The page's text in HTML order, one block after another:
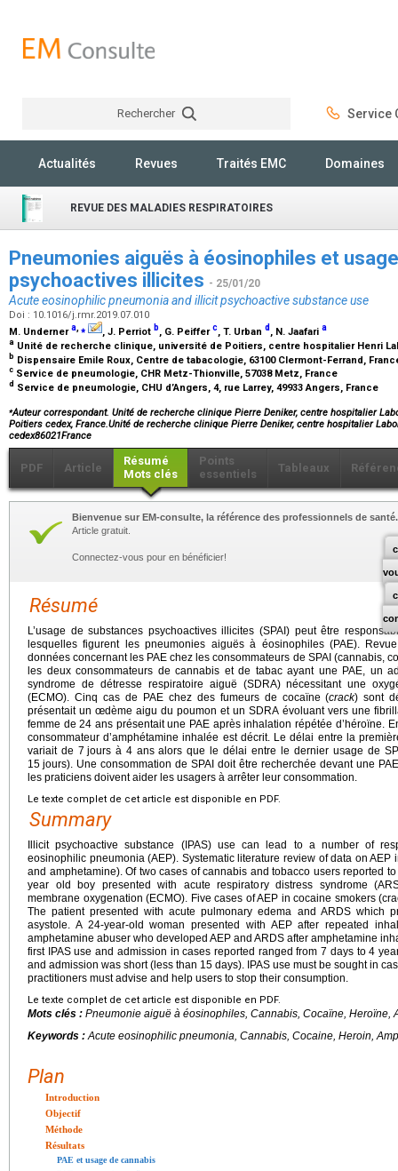
Rechercher Service
Actualités Revues Traités EMC Domaines
REVUE DES MALADIES RESPIRATOIRES
Pneumonies aiguës à éosinophiles et
psychoactives illicites - 25/01/20
Acute eosinophilic pneumonia and illicit psychoactive substance use
Doi : 10.1016/j.rmr.2019.07.010
M. Undernera,⁎ , J. Perriot b, G. Peifferc, T. Urban d , N. Jaafari a
a Unité de recherche clinique, université de Poitiers, centre hospitalier Henri
b Dispensaire Emile Roux, Centre de tabacologie, 63100 Clermont-Ferrand,
c Service de pneumologie, CHR Metz-Thionville, 57038 Metz, France
d Service de pneumologie, CHU d’Angers, 4, rue Larrey, 49933 Angers, France
⁎Auteur correspondant. Unité de recherche clinique Pierre Deniker, centre hospitalier
Poitiers cedex, France.Unité de recherche clinique Pierre Deniker, centre hospitalier
cedex86021France
PDF Article
Résumé
Mots clés
Points
essentiels
Tableaux
Bienvenue sur EM-consulte, la référence des professionnels de santé.
Article gratuit.
Connectez-vous pour en bénéficier!
Résumé
L’usage de substances psychoactives illicites (SPAI) peut être
lesquelles figurent les pneumonies aiguës à éosinophiles (PAE).
données concernant les PAE chez les consommateurs de SPAI (cannabis,
les deux consommateurs de cannabis et de tabac ayant une PAE, un
syndrome de détresse respiratoire aiguë (SDRA) nécessitant une
(ECMO). Cinq cas de PAE chez des fumeurs de cocaïne (crack) sont
présentait un œdème aigu du poumon et un SDRA évoluant vers une
femme de 24 ans présentait une PAE après inhalation répétée d’héroïne.
consommateur d’amphétamine inhalée est décrit. Le délai entre la
variait de 7 jours à 4 ans alors que le délai entre le dernier usage de
15 jours). Une consommation de SPAI doit être recherchée devant une
les praticiens doivent aider les usagers à arrêter leur consommation.
Le texte complet de cet article est disponible en PDF.
Summary
Illicit psychoactive substance (IPAS) use can lead to a number of
eosinophilic pneumonia (AEP). Systematic literature review of data on AEP
and amphetamine). Of two cases of cannabis and tobacco users reported
year old boy presented with acute respiratory distress syndrome
membrane oxygenation (ECMO). Five cases of AEP in cocaine smokers
The patient presented with acute pulmonary edema and ARDS which
asystole. A 24-year-old woman presented with AEP after repeated
amphetamine abuser who developed AEP and ARDS after amphetamine
first IPAS use and admission in cases reported ranged from 7 days to 4
and admission was short (less than 15 days). IPAS use must be sought in
practitioners must advise and help users to stop their consumption.
Le texte complet de cet article est disponible en PDF.
Mots clés : Pneumonie aiguë à éosinophiles, Cannabis, Cocaïne, Heroïne,
Keywords :Acute eosinophilic pneumonia, Cannabis, Cocaine, Heroin,
Plan
Introduction
Objectif
Méthode
Résultats
PAE et usage de cannabis